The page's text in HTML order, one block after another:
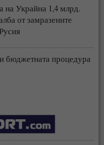
на Украйна 1,4 млрд.
от замразените
бюджетната процедура